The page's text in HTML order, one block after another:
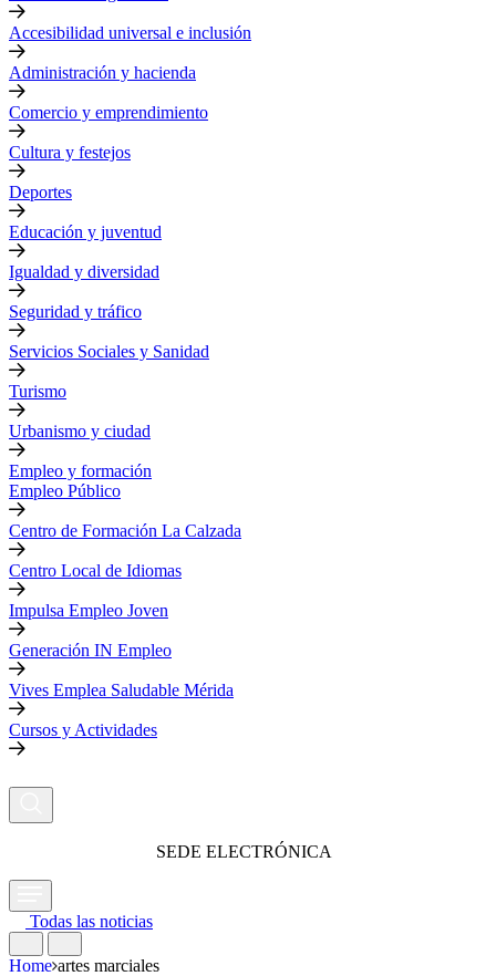
Accesibilidad universal e inclusión
Administración y hacienda
Comercio y emprendimiento
Cultura y festejos
Deportes
Educación y juventud
Igualdad y diversidad
Seguridad y tráfico
Servicios Sociales y Sanidad
Turismo
Urbanismo y ciudad
Empleo y formación
Empleo Público
Centro de Formación La Calzada
Centro Local de Idiomas
Impulsa Empleo Joven
Generación IN Empleo
Vives Emplea Saludable Mérida
Cursos y Actividades
SEDE ELECTRÓNICA
Todas las noticias
Home artes marciales